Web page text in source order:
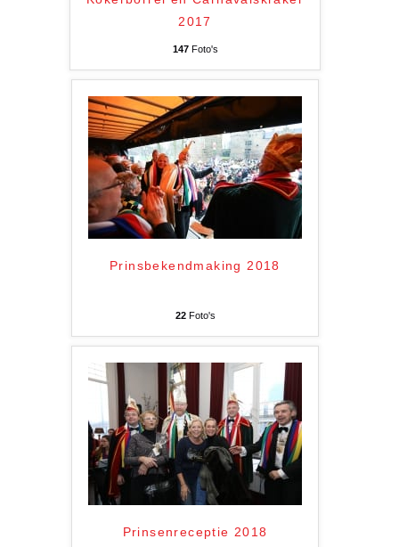
2017
147Foto's
Prinsbekendmaking 2018
22Foto's
Prinsenreceptie 2018